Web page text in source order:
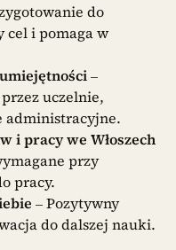
do
cel i pomaga w
–
uczelnie,
administracyjne.
i pracy we Włoszech
przy
pracy.
– Pozytywny
do dalszej nauki.